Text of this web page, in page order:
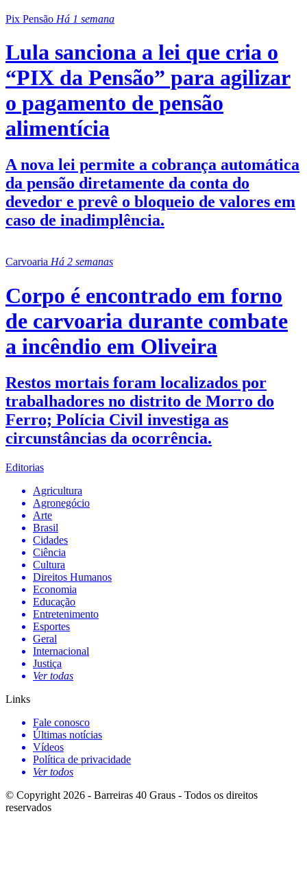
Pix Pensão Há 1 semana
Lula sanciona a lei que cria o
“PIX da Pensão” para agilizar
o pagamento de pensão
alimentícia
A nova lei permite a cobrança automática
da pensão diretamente da conta do
devedor e prevê o bloqueio de valores em
caso de inadimplência.
Carvoaria Há 2 semanas
Corpo é encontrado em forno
de carvoaria durante combate
a incêndio em Oliveira
Restos mortais foram localizados por
trabalhadores no distrito de Morro do
Ferro; Polícia Civil investiga as
circunstâncias da ocorrência.
Editorias
Agricultura
Agronegócio
Arte
Brasil
Cidades
Ciência
Cultura
Direitos Humanos
Economia
Educação
Entretenimento
Esportes
Geral
Internacional
Justiça
Ver todas
Links
Fale conosco
Últimas notícias
Vídeos
Política de privacidade
Ver todos
© Copyright 2026 - Barreiras 40 Graus - Todos os direitos
reservados